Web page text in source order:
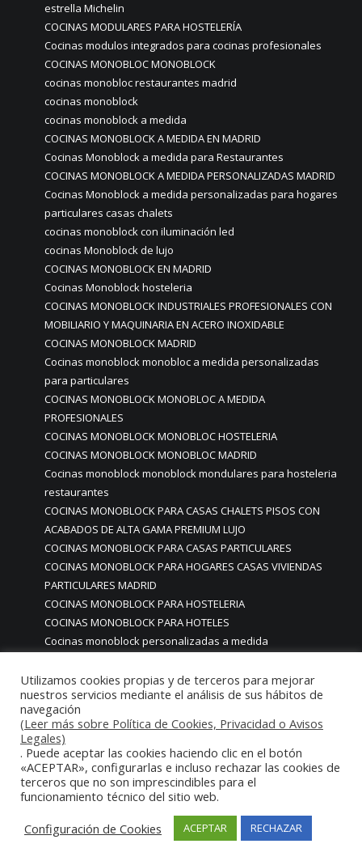
estrella Michelin
COCINAS MODULARES PARA HOSTELERÍA
Cocinas modulos integrados para cocinas profesionales
COCINAS MONOBLOC MONOBLOCK
cocinas monobloc restaurantes madrid
cocinas monoblock
cocinas monoblock a medida
COCINAS MONOBLOCK A MEDIDA EN MADRID
Cocinas Monoblock a medida para Restaurantes
COCINAS MONOBLOCK A MEDIDA PERSONALIZADAS MADRID
Cocinas Monoblock a medida personalizadas para hogares
particulares casas chalets
cocinas monoblock con iluminación led
cocinas Monoblock de lujo
COCINAS MONOBLOCK EN MADRID
Cocinas Monoblock hosteleria
COCINAS MONOBLOCK INDUSTRIALES PROFESIONALES CON
MOBILIARIO Y MAQUINARIA EN ACERO INOXIDABLE
COCINAS MONOBLOCK MADRID
Cocinas monoblock monobloc a medida personalizadas
para particulares
COCINAS MONOBLOCK MONOBLOC A MEDIDA
PROFESIONALES
COCINAS MONOBLOCK MONOBLOC HOSTELERIA
COCINAS MONOBLOCK MONOBLOC MADRID
Cocinas monoblock monoblock mondulares para hosteleria
restaurantes
COCINAS MONOBLOCK PARA CASAS CHALETS PISOS CON
ACABADOS DE ALTA GAMA PREMIUM LUJO
COCINAS MONOBLOCK PARA CASAS PARTICULARES
COCINAS MONOBLOCK PARA HOGARES CASAS VIVIENDAS
PARTICULARES MADRID
COCINAS MONOBLOCK PARA HOSTELERIA
COCINAS MONOBLOCK PARA HOTELES
Cocinas monoblock personalizadas a medida
PERSONALIZADAS MADRID
COCINAS MONOBLOCK Y BARRAS A MEDIDA RESTAURANTES
MADRIDD
Cocinas para chef amateur
COCINAS PARA COMEDORES EMPRESAS
cocinas para comedores escolares
COCINAS PARA FOODTRUCKS FOOD TRUCK
PARTICULARES
COCINAS PARA HOTELES BUFFETS
Utilizamos cookies propias y de terceros para mejorar
nuestros servicios mediante el análisis de sus hábitos de
navegación
(Leer más sobre Política de Cookies, Privacidad o Avisos
Legales)
. Puede aceptar las cookies haciendo clic en el botón
«ACEPTAR», configurarlas e incluso rechazar las cookies de
terceros que no son imprescindibles para el
funcionamiento técnico del sitio web.
Configuración de Cookies
ACEPTAR RECHAZAR